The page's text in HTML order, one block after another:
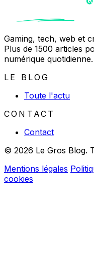
Gaming, tech, web et
Plus de 1500 articles
numérique quotidienne.
LE BLOG
Toute l'actu
CONTACT
Contact
© 2026 Le Gros Blog.
Mentions légales
cookies